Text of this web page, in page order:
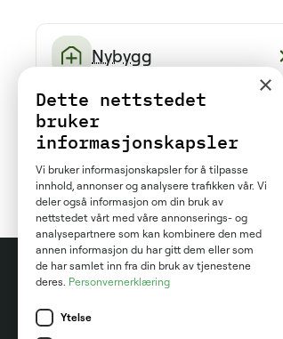
Nybygg
Tak og fasade
×
Dette nettstedet
bruker
informasjonskapsler
Vi bruker informasjonskapsler for å tilpasse
innhold, annonser og analysere trafikken vår. Vi
deler også informasjon om din bruk av
nettstedet vårt med våre annonserings- og
analysepartnere som kan kombinere den med
annen informasjon du har gitt dem eller som
de har samlet inn fra din bruk av tjenestene
deres. Personvernerklæring
Ytelse